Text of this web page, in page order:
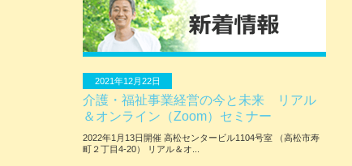
2021年12月22日
介護・福祉事業経営の今と未来 リアル
＆オンライン（Zoom）セミナー
2022年1月13日開催 ⾼松センタービル1104号室 （⾼松市寿
町２丁⽬4-20） リアル＆オ...